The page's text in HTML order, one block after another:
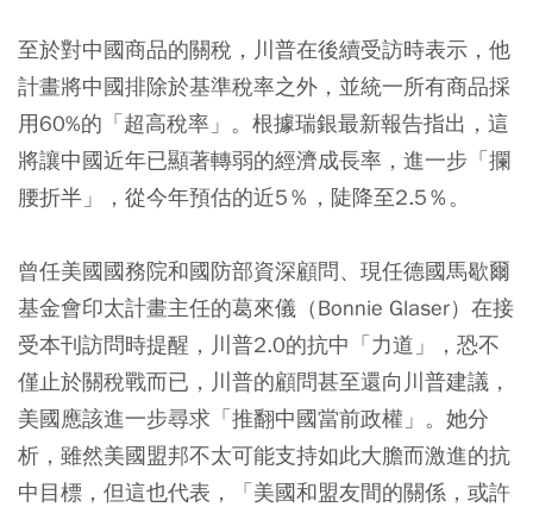
至於對中國商品的關稅，川普在後續受訪時表示，他
計畫將中國排除於基準稅率之外，並統一所有商品採
用60%的「超高稅率」。根據瑞銀最新報告指出，這
將讓中國近年已顯著轉弱的經濟成長率，進一步「攔
腰折半」，從今年預估的近5％，陡降至2.5％。
曾任美國國務院和國防部資深顧問、現任德國馬歇爾
基金會印太計畫主任的葛來儀（Bonnie Glaser）在接
受本刊訪問時提醒，川普2.0的抗中「力道」，恐不
僅止於關稅戰而已，川普的顧問甚至還向川普建議，
美國應該進一步尋求「推翻中國當前政權」。她分
析，雖然美國盟邦不太可能支持如此大膽而激進的抗
中目標，但這也代表，「美國和盟友間的關係，或許